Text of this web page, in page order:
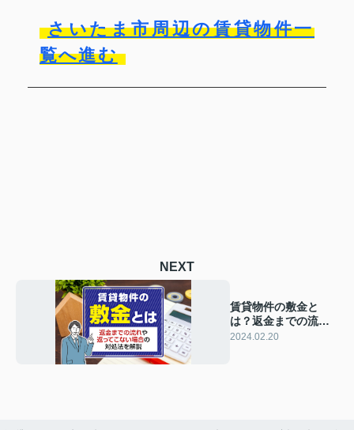
さいたま市周辺の賃貸物件一
覧へ進む
NEXT
賃貸物件の敷金と
は？返金までの流れ
や返ってこない場合
2024.02.20